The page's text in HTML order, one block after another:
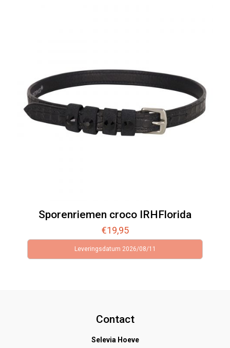
Sporenriemen croco IRHFlorida
€19,95
Leveringsdatum 2026/08/11
Contact
Selevia Hoeve